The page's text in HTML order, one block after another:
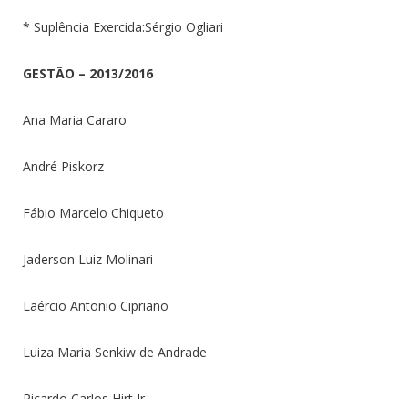
* Suplência Exercida:Sérgio Ogliari
GESTÃO – 2013/2016
Ana Maria Cararo
André Piskorz
Fábio Marcelo Chiqueto
Jaderson Luiz Molinari
Laércio Antonio Cipriano
Luiza Maria Senkiw de Andrade